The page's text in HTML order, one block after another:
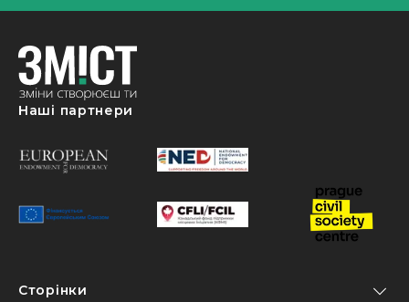
Наші партнери
Сторінки